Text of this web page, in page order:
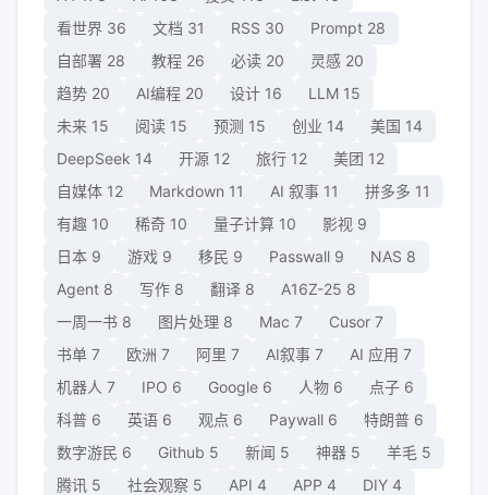
看世界 36 文档 31 RSS 30 Prompt 28
自部署 28 教程 26 必读 20 灵感 20
趋势 20 AI编程 20 设计 16 LLM 15
未来 15 阅读 15 预测 15 创业 14 美国 14
DeepSeek 14 开源 12 旅行 12 美团 12
自媒体 12 Markdown 11 AI 叙事 11 拼多多 11
有趣 10 稀奇 10 量子计算 10 影视 9
日本 9 游戏 9 移民 9 Passwall 9 NAS 8
Agent 8 写作 8 翻译 8 A16Z-25 8
一周一书 8 图片处理 8 Mac 7 Cusor 7
书单 7 欧洲 7 阿里 7 AI叙事 7 AI 应用 7
机器人 7 IPO 6 Google 6 人物 6 点子 6
科普 6 英语 6 观点 6 Paywall 6 特朗普 6
数字游民 6 Github 5 新闻 5 神器 5 羊毛 5
腾讯 5 社会观察 5 API 4 APP 4 DIY 4